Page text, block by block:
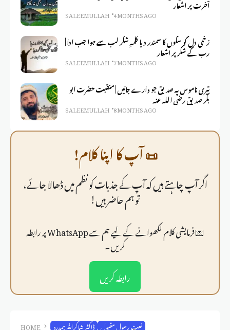
آخرت پر اشعار
SALEEM ULLAH 4 MONTHS AGO
زخمی دل کو سکوں کا سمندر دیا کلمہِ شکر لب سے ہوا جب ادا |
رب کے شکر پر اشعار
SALEEM ULLAH 7 MONTHS AGO
تیری ناموس پہ صدیق جو وارے جائیں | منقبت حضرت ابو
بکر صدیق رضی اللہ عنہ
SALEEM ULLAH 8 MONTHS AGO
📜 آپ کا اپنا کلام!
اگر آپ چاہتے ہیں کہ آپ کے جذبات کو نظم میں ڈھالا جائے،
تو ہم حاضر ہیں!
💌 فرمايشی کلام لکھوانے کے لیے ہم سے WhatsApp پر رابطہ
کریں۔
رابطہ کریں
HOME ڈاکٹر شاکراللّٰہ ہمدرد نعت رسول مقبول